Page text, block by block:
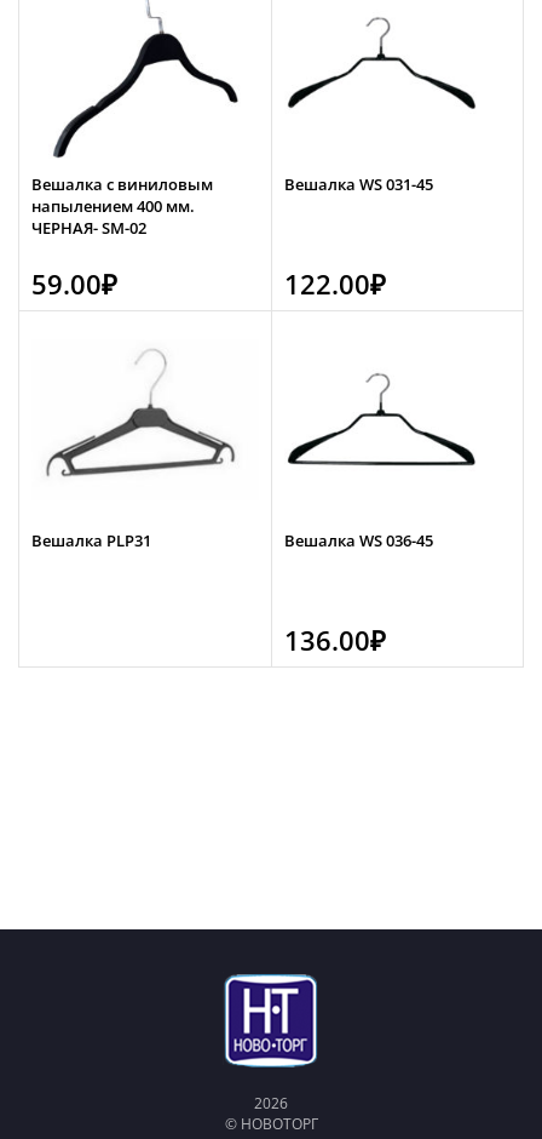
Вешалка с виниловым
напылением 400 мм.
ЧЕРНАЯ- SM-02
59.00₽
Вешалка WS 031-45
122.00₽
Вешалка PLP31 Вешалка WS 036-45
136.00₽
2026
© НОВОТОРГ